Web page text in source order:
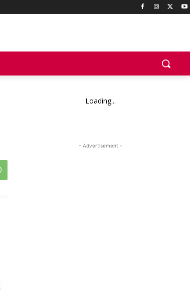
Loading...
- Advertisement -